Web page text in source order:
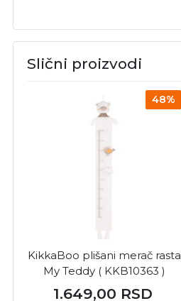
Slični proizvodi
48%
KikkaBoo plišani merač rasta
My Teddy ( KKB10363 )
1.649,00 RSD